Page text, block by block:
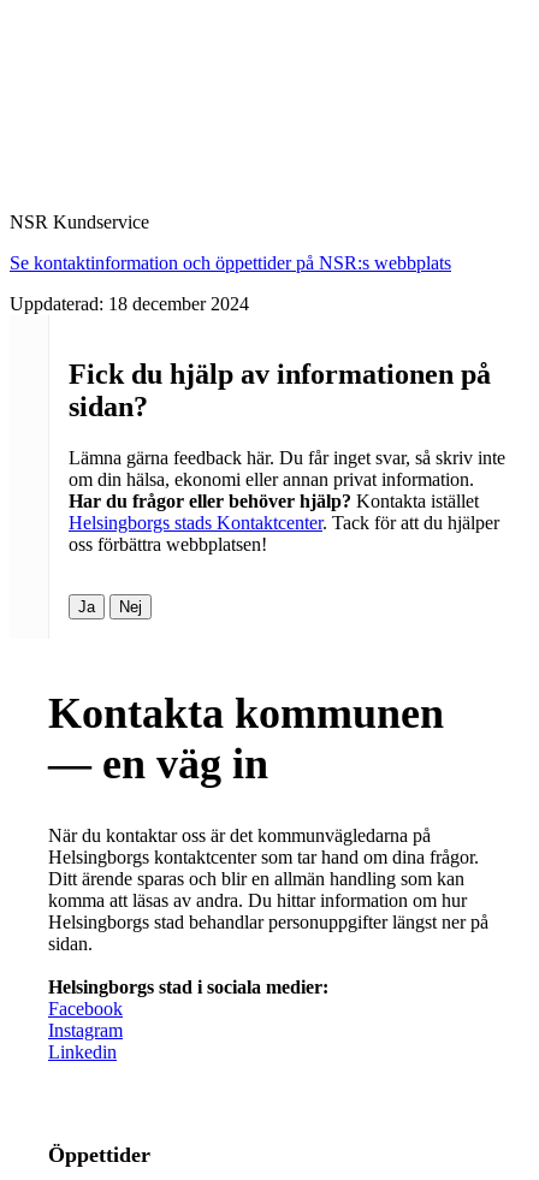
NSR Kundservice
Se kontaktinformation och öppettider på NSR:s webbplats
Uppdaterad: 18 december 2024
Fick du hjälp av informationen på
sidan?
Lämna gärna feedback här. Du får inget svar, så skriv inte
om din hälsa, ekonomi eller annan privat information.
Har du frågor eller behöver hjälp? Kontakta istället
Helsingborgs stads Kontaktcenter. Tack för att du hjälper
oss förbättra webbplatsen!
Ja Nej
Kontakta kommunen
— en väg in
När du kontaktar oss är det kommunvägledarna på
Helsingborgs kontaktcenter som tar hand om dina frågor.
Ditt ärende sparas och blir en allmän handling som kan
komma att läsas av andra. Du hittar information om hur
Helsingborgs stad behandlar personuppgifter längst ner på
sidan.
Helsingborgs stad i sociala medier:
Facebook
Instagram
Linkedin
Öppettider